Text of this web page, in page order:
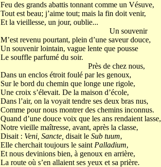
Feu des grands abattis tonnant comme un Vésuve,
Tout est beau; j’aime tout; mais la fin doit venir,
Et la vieillesse, un jour, oublie...
Un souvenir
M’est revenu pourtant, plein d’une saveur douce,
Un souvenir lointain, vague lente que pousse
Le souffle parfumé du soir.
Près de chez nous,
Dans un enclos étroit foulé par les genoux,
Sur le bord du chemin que longe une rigole,
Une croix s’élevait. De la maison d’école,
Dans l’air, on la voyait tendre ses deux bras nus,
Comme pour nous montrer des chemins inconnus.
Quand d’une douce voix que les ans rendaient lasse,
Notre vieille maîtresse, avant, après la classe,
Disait : Veni, Sancte, disait le Sub tuum,
Elle cherchait toujours le saint Palladium,
Et nous devinions bien, à genoux en arrière,
La route où s’en allaient ses yeux et sa prière.